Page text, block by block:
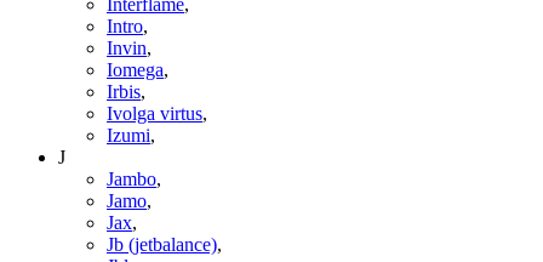
Intro,
Invin,
Iomega,
Irbis,
Ivolga virtus,
Izumi,
J
Jambo,
Jamo,
Jax,
Jb (jetbalance),